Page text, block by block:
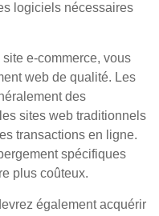
logiciels nécessaires
e-commerce, vous
web de qualité. Les
des
sites web traditionnels
transactions en ligne.
spécifiques
plus coûteux.
également acquérir